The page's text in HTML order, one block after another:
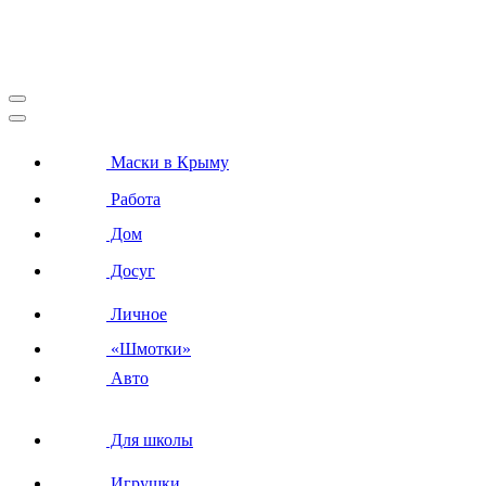
Маски в Крыму
Работа
Дом
Досуг
Личное
«Шмотки»
Авто
Для школы